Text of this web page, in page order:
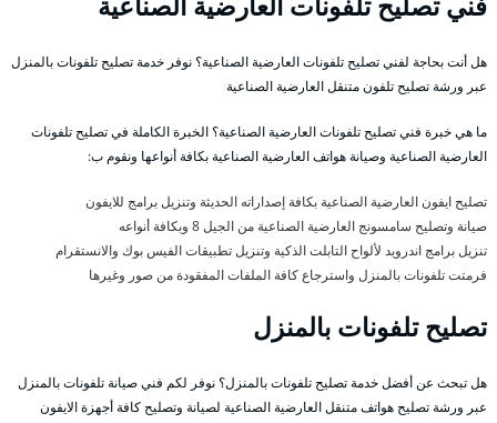
هل أنت بحاجة لفني تصليح تلفونات العارضية الصناعية؟ نوفر خدمة تصليح تلفونات بالمنزل
عبر ورشة تصليح تلفون متنقل العارضية الصناعية
ما هي خبرة فني تصليح تلفونات العارضية الصناعية؟ الخبرة الكاملة في تصليح تلفونات
العارضية الصناعية وصيانة هواتف العارضية الصناعية بكافة أنواعها ونقوم ب:
تصليح ايفون العارضية الصناعية بكافة إصداراته الحديثة وتنزيل برامج للايفون
صيانة وتصليح سامسونج العارضية الصناعية من الجيل 8 وبكافة أنواعه
تنزيل برامج اندرويد لألواح التابلت الذكية وتنزيل تطبيقات الفيس بوك والانستقرام
فرمتت تلفونات بالمنزل واسترجاع كافة الملفات المفقودة من صور وغيرها
تصليح تلفونات بالمنزل
هل تبحث عن أفضل خدمة تصليح تلفونات بالمنزل؟ نوفر لكم فني صيانة تلفونات بالمنزل
عبر ورشة تصليح هواتف متنقل العارضية الصناعية لصيانة وتصليح كافة أجهزة الايفون